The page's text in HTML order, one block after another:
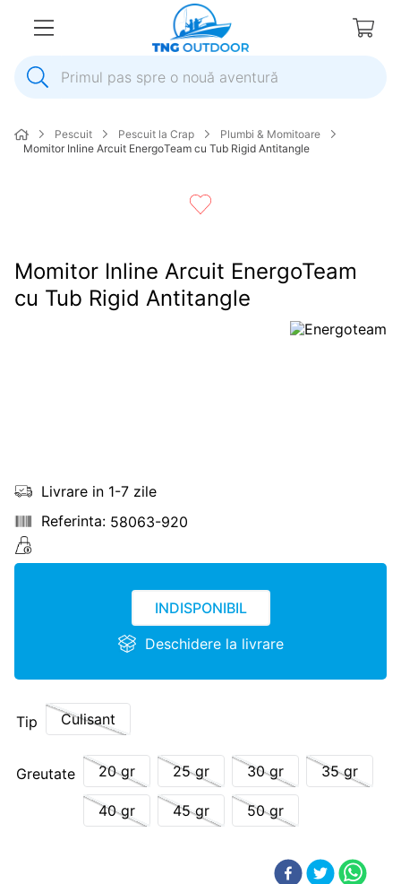
Primul pas spre o nouă aventură
2.
colac salvare
6.
dop
7.
pompa apa
Pescuit Pescuit la Crap
Plumbi & Momitoare
Momitor Inline Arcuit EnergoTeam cu Tub Rigid Antitangle
Momitor Inline Arcuit EnergoTeam
cu Tub Rigid Antitangle
Livrare in 1-7 zile
58063-920
INDISPONIBIL
Deschidere la livrare
Tip Culisant
Greutate 20 gr 25 gr 30 gr 35 gr
40 gr 45 gr 50 gr